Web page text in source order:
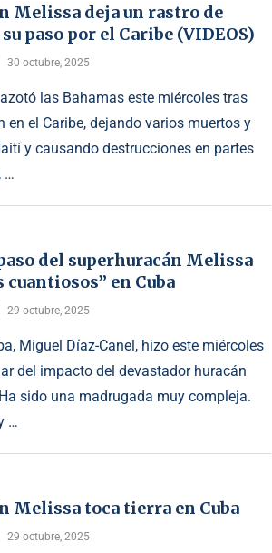
Melissa deja un rastro de
paso por el Caribe (VIDEOS)
30 octubre, 2025
las Bahamas este miércoles tras
en el Caribe, dejando varios muertos y
y causando destrucciones en partes
…
del superhuracán Melissa
cuantiosos” en Cuba
29 octubre, 2025
Miguel Díaz-Canel, hizo este miércoles
del impacto del devastador huracán
sido una madrugada muy compleja.
…
Melissa toca tierra en Cuba
29 octubre, 2025